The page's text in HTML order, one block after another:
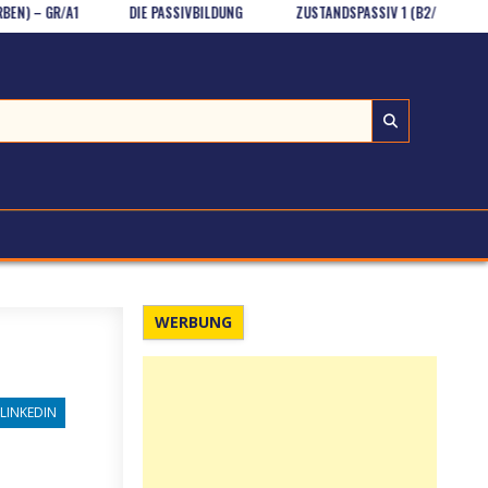
A1 DIE PASSIVBILDUNG ZUSTANDSPASSIV 1 (B2/GR)
LINKEDIN
WERBUNG